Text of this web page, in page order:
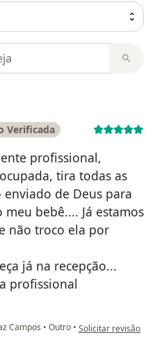
Verificada
profissional,
tira todas as
de Deus para
bebê.... Já estamos
não troco ela por
já na recepção...
profissional
Campos • Outro • na opinião do
Solicitar revisão